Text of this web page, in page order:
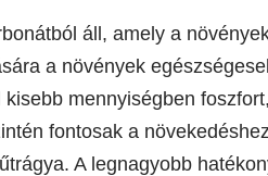
áll, amely a
a növények
mennyiségben
fontosak a
A legnagyobb